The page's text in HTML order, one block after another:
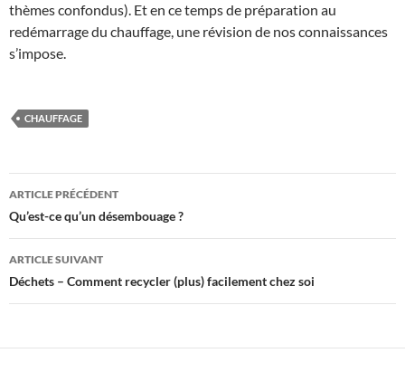
thèmes confondus). Et en ce temps de préparation au
redémarrage du chauffage, une révision de nos connaissances
s’impose.
CHAUFFAGE
Navigation
des
articles
ARTICLE PRÉCÉDENT
Qu’est-ce qu’un désembouage ?
ARTICLE SUIVANT
Déchets – Comment recycler (plus) facilement chez soi